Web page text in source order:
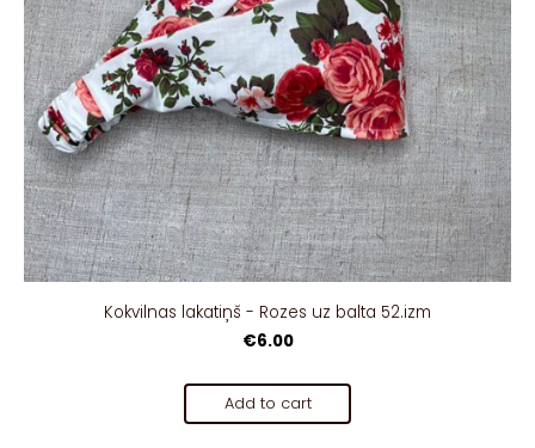
Kokvilnas lakatiņš - Rozes uz balta 52.izm
€6.00
Add to cart